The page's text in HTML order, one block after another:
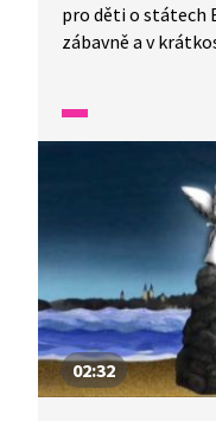
pro děti o státech
zábavně a v
Panny Marie. Ti
stoupají v kleče. V
tam hodně
na bramborách.
02:32